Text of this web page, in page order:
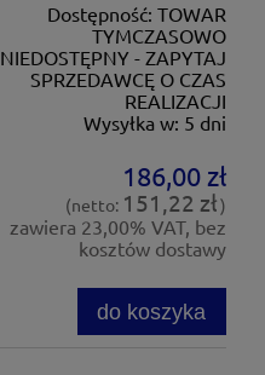
Dostępność: TOWAR
TYMCZASOWO
NIEDOSTĘPNY - ZAPYTAJ
SPRZEDAWCĘ O CZAS
REALIZACJI
Wysyłka w: 5 dni
186,00 zł
(netto: 151,22 zł)
zawiera 23,00% VAT, bez
kosztów dostawy
do koszyka